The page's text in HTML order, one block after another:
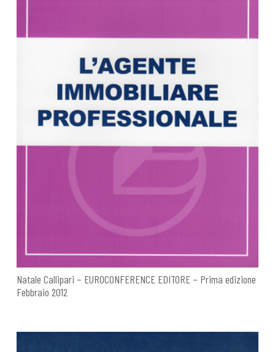
Natale Callipari – EUROCONFERENCE EDITORE – Prima edizione
Febbraio 2012